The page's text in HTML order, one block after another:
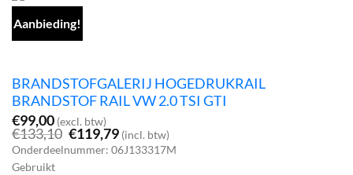
Aanbieding!
BRANDSTOFGALERIJ HOGEDRUKRAIL
BRANDSTOF RAIL VW 2.0 TSI GTI
€99,00 (excl. btw)
€133,10 Oorspronkelijke
prijs
€119,79Huidige
prijs
(incl. btw)
Onderdeelnummer: 06J133317M
Gebruikt